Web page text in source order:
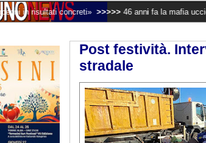
concreti» >>>>> 46 anni fa la mafia uccideva il
Post festività.
stradale